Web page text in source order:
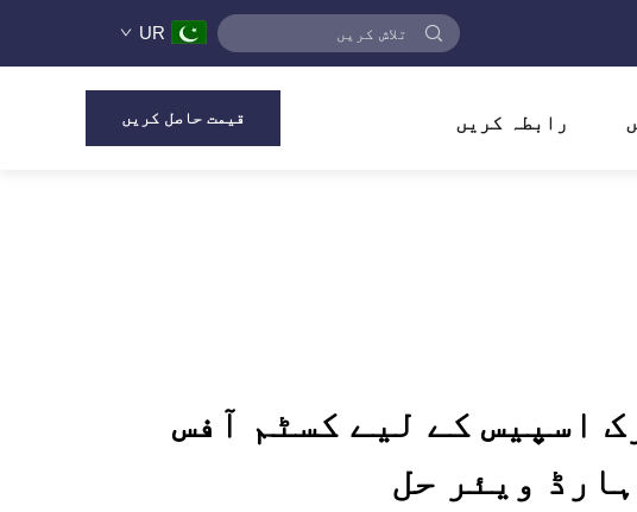
UR
رابطہ کریں قیمت حاصل کریں
اسپیس کے لیے کسٹم آفس
ویئر حل